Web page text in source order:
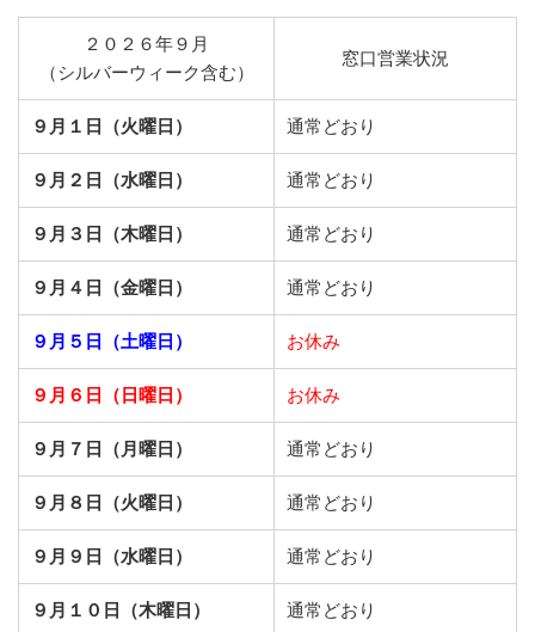
２０２６年９月
（シルバーウィーク含む）
窓口営業状況
９月１日（火曜日） 通常どおり
９月２日（水曜日） 通常どおり
９月３日（木曜日） 通常どおり
９月４日（金曜日） 通常どおり
９月５日（土曜日） お休み
９月６日（日曜日） お休み
９月７日（月曜日） 通常どおり
９月８日（火曜日） 通常どおり
９月９日（水曜日） 通常どおり
９月１０日（木曜日） 通常どおり